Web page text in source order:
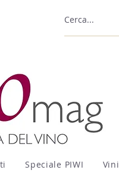
Speciale PIWI Vini